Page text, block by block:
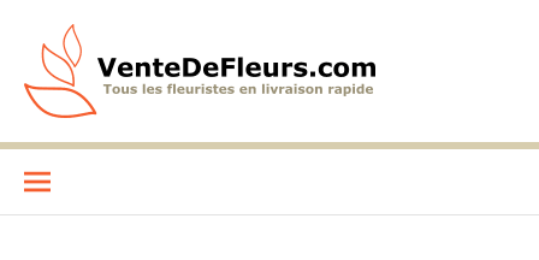
contenu
VenteDeFleurs.com